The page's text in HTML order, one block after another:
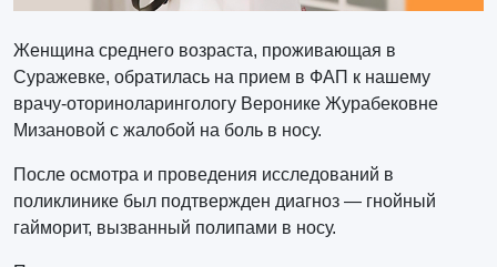
Женщина среднего возраста, проживающая в
Суражевке, обратилась на прием в ФАП к нашему
врачу-оториноларингологу Веронике Журабековне
Мизановой с жалобой на боль в носу.
После осмотра и проведения исследований в
поликлинике был подтвержден диагноз — гнойный
гайморит, вызванный полипами в носу.